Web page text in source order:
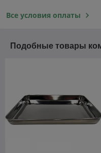
Все условия оплаты
Подобные товары